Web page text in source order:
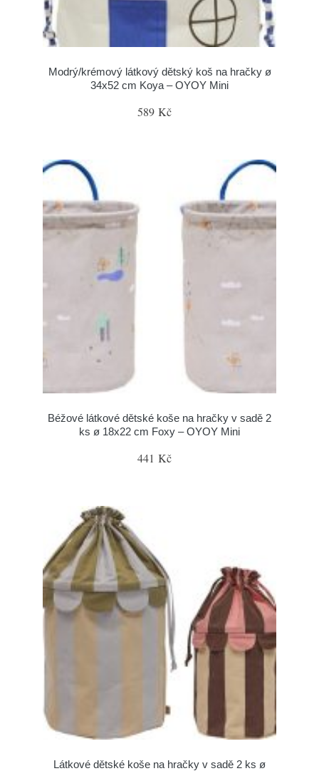
Modrý/krémový látkový dětský koš na hračky ø
34x52 cm Koya – OYOY Mini
589 Kč
Béžové látkové dětské koše na hračky v sadě 2
ks ø 18x22 cm Foxy – OYOY Mini
441 Kč
Látkové dětské koše na hračky v sadě 2 ks ø